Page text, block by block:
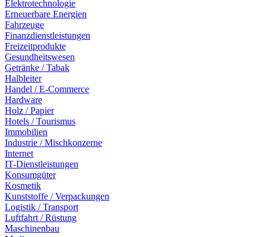
Elektrotechnologie
Erneuerbare Energien
Fahrzeuge
Finanzdienstleistungen
Freizeitprodukte
Gesundheitswesen
Getränke / Tabak
Halbleiter
Handel / E-Commerce
Hardware
Holz / Papier
Hotels / Tourismus
Immobilien
Industrie / Mischkonzerne
Internet
IT-Dienstleistungen
Konsumgüter
Kosmetik
Kunststoffe / Verpackungen
Logistik / Transport
Luftfahrt / Rüstung
Maschinenbau